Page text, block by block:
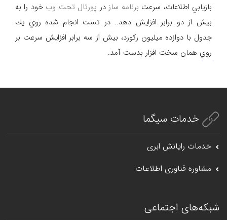
بازيابي اطلاعات، سرعت برنامه ساز در پورتال تحت وب خود را به
بيش از دو برابر افزايش دهد.. در تست انجام شده روي يك
جدول با دوازده ميليون ركورد، بيش از سه برابر افزايش سرعت بر
روي همان سخت افزار بدست آمد.
خدمات سیگما
خدمات رایانش ابری
مشاوره فناوری اطلاعات
شبکه‌های اجتماعی